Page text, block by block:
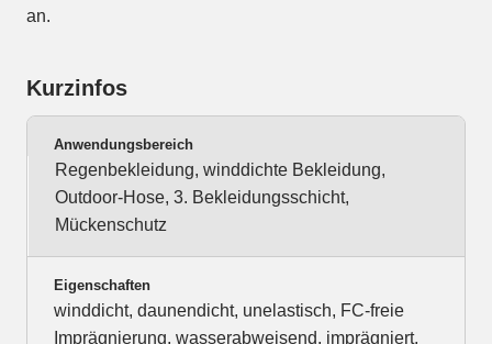
an.
Kurzinfos
Anwendungsbereich
Regenbekleidung, winddichte Bekleidung,
Outdoor-Hose, 3. Bekleidungsschicht,
Mückenschutz
Eigenschaften
winddicht, daunendicht, unelastisch, FC-freie
Imprägnierung, wasserabweisend, imprägniert,